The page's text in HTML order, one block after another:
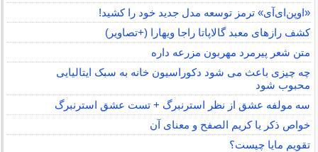
«اوپن‌ای‌آی» ترمز توسعه مدل جدید خود را کشید!
کشف رازهای معبد گالاپاتا راجا ویهارا (+تصاویر)
متن شعر پیرمرد مهربون مزرعه داره
چه چیزی باعث می شود دکوراسیون خانه به سبک ایتالیایی
محبوب شود
سه مولفه عشق از نظر استرنبرگ + تست عشق استرنبرگ
خواص ذکر یا کریم الصفح و معنای آن
تقویم مایا چیست؟